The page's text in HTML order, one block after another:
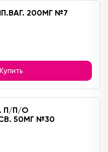
200МГ №7
Купить
П/П/О
50МГ №30